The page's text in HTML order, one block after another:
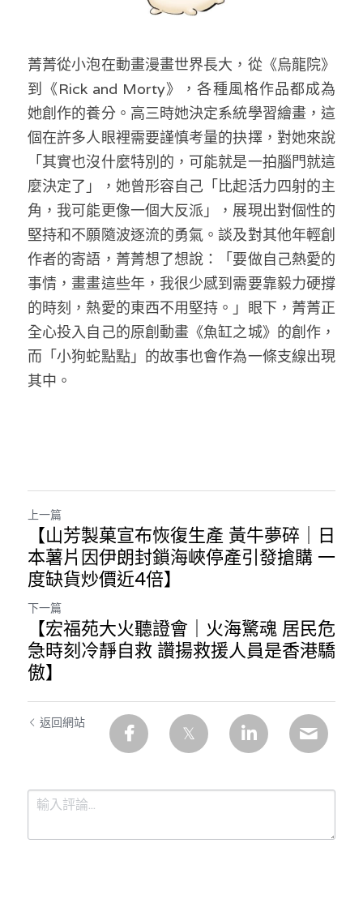
菁菁從小泡在動畫漫畫世界長大，從《烏龍院》
到《Rick and Morty》，各種風格作品都成為
她創作的養分。高三時她決定系統學習繪畫，這
個在許多人眼裡需要謹慎考量的抉擇，對她來說
「其實也沒什麼特別的，可能就是一拍腦門就這
麼決定了」，她曾形容自己「比起活力四射的主
角，我可能更像一個大反派」，展現出對個性的
堅持和不願隨波逐流的勇氣。談及對其他年輕創
作者的寄語，菁菁想了想說：「要做自己熱愛的
事情，畫畫這些年，我很少感到需要靠毅力硬撐
的時刻，熱愛的東西不用堅持。」眼下，菁菁正
全心投入自己的原創動畫《魚缸之城》的創作，
而「小狗蛇點點」的故事也會作為一條支線出現
其中。
上一篇
【山芳製菓宣布恢復生產 黃牛夢碎｜日
本薯片因伊朗封鎖海峽停產引發搶購 一
度缺貨炒價近4倍】
下一篇
【宏福苑大火聽證會｜火海驚魂 居民危
急時刻冷靜自救 讚揚救援人員是香港驕
傲】
返回網站